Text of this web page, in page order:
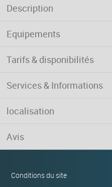
Description
Equipements
Tarifs & disponibilités
Services & Informations
localisation
Avis
Conditions du site